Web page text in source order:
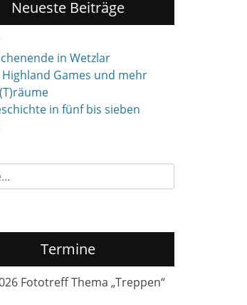
Neueste Beiträge
in Wetzlar
Highland Games und mehr
in fünf bis sieben
Termine
Fototreff Thema „Treppen“